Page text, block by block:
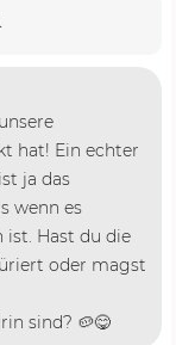
hat! Ein echter
ja das
wenn es
Hast du die
oder magst
sind? 🥔😋